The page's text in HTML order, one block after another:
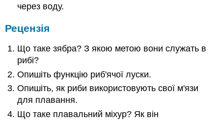
через воду.
Рецензія
Що таке зябра? З якою метою вони служать в
рибі?
Опишіть функцію риб'ячої луски.
Опишіть, як риби використовують свої м'язи
для плавання.
Що таке плавальний міхур? Як він